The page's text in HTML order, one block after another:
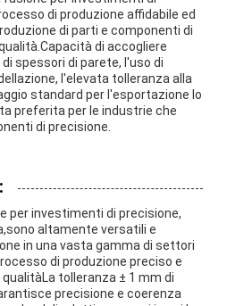
di produzione affidabile ed
di parti e componenti di
di accogliere
spessori di parete, l'uso di
l'elevata tolleranza alla
standard per l'esportazione lo
preferita per le industrie che
di precisione.
per investimenti di precisione,
altamente versatili e
in una vasta gamma di settori
di produzione preciso e
tolleranza ± 1 mm di
precisione e coerenza